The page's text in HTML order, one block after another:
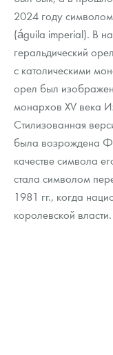
Гарри Поттер
Год Лошади
Флот: ледоколы и
Жетоны
Ювелирные изделия
Русская нумизматика
Золотая карманная
Условия возврата
Монеты
Политика
Политика
Положение по
Письмо директору
2024 году
(águila imperial). В
геральдический
с католическими
орел был изображен
монархов XV века
Стилизованная
была возрождена
качестве символа
стала символом
1981 гг., когда
королевской власти.